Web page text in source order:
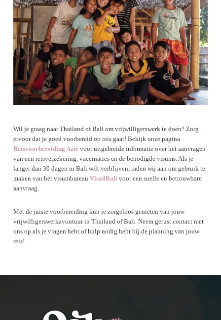
Wil je graag naar Thailand of Bali om vrijwilligerswerk te doen? Zorg
ervoor dat je goed voorbereid op reis gaat! Bekijk onze pagina
Reisvoorbereiding Aziëvoor uitgebreide informatie over het aanvragen
van een reisverzekering, vaccinaties en de benodigde visums. Als je
langer dan 30 dagen in Bali wilt verblijven, raden wij aan om gebruik te
maken van het visumbureau Visa4Bali voor een snelle en betrouwbare
aanvraag.
Met de juiste voorbereiding kun je zorgeloos genieten van jouw
vrijwilligerswerkavontuur in Thailand of Bali. Neem gerust contact met
ons op als je vragen hebt of hulp nodig hebt bij de planning van jouw
reis!